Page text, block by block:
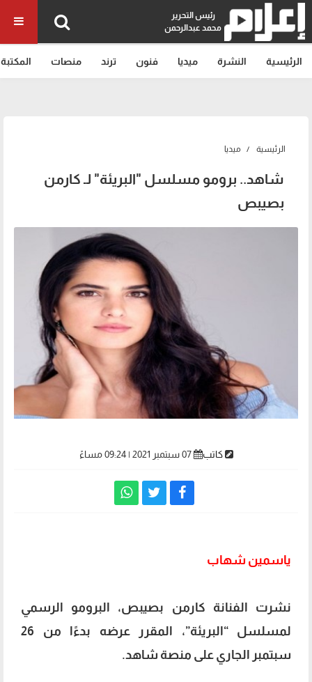
رئيس التحرير
محمد عبدالرحمن
الرئيسية النشرة ميديا فنون ترند منصات المكتبة
الرئيسية ميديا
شاهد.. برومو مسلسل "البريئة" لـ كارمن
بصيبص
كاتب 07 سبتمبر 2021 | 09:24 مساءً
ياسمين شهاب
نشرت الفنانة كارمن بصيبص، البرومو الرسمي
لمسلسل “البريئة”، المقرر عرضه بدءًا من 26
سبتمبر الجاري على منصة شاهد.